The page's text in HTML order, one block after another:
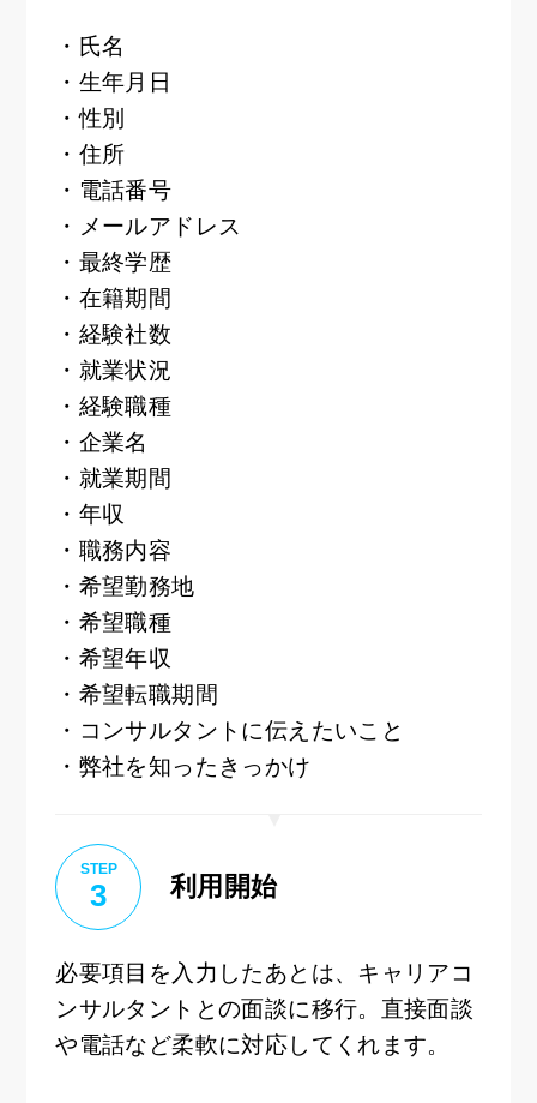
・氏名
・生年月日
・性別
・住所
・電話番号
・メールアドレス
・最終学歴
・在籍期間
・経験社数
・就業状況
・経験職種
・企業名
・就業期間
・年収
・職務内容
・希望勤務地
・希望職種
・希望年収
・希望転職期間
・コンサルタントに伝えたいこと
・弊社を知ったきっかけ
STEP
3 利用開始
必要項目を入力したあとは、キャリアコ
ンサルタントとの面談に移行。直接面談
や電話など柔軟に対応してくれます。